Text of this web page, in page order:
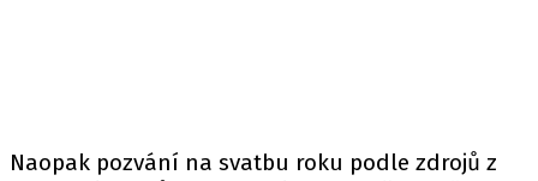
Naopak pozvání na svatbu roku podle zdrojů z